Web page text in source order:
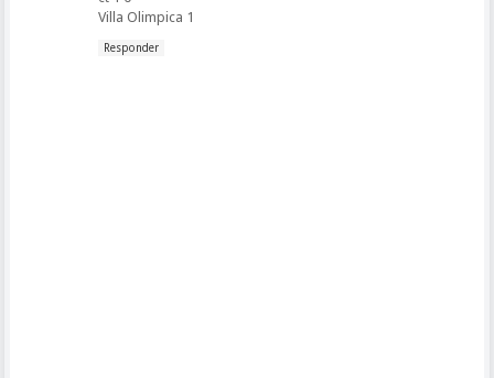
Villa Olimpica 1
Responder